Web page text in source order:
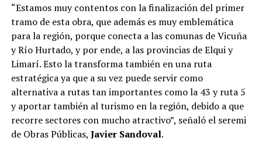
“Estamos muy contentos con la finalización del primer
tramo de esta obra, que además es muy emblemática
para la región, porque conecta a las comunas de Vicuña
y Río Hurtado, y por ende, a las provincias de Elqui y
Limarí. Esto la transforma también en una ruta
estratégica ya que a su vez puede servir como
alternativa a rutas tan importantes como la 43 y ruta 5
y aportar también al turismo en la región, debido a que
recorre sectores con mucho atractivo”, señaló el seremi
de Obras Públicas, Javier Sandoval.